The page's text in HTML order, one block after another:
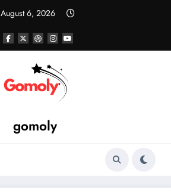
August 6, 2026
gomoly